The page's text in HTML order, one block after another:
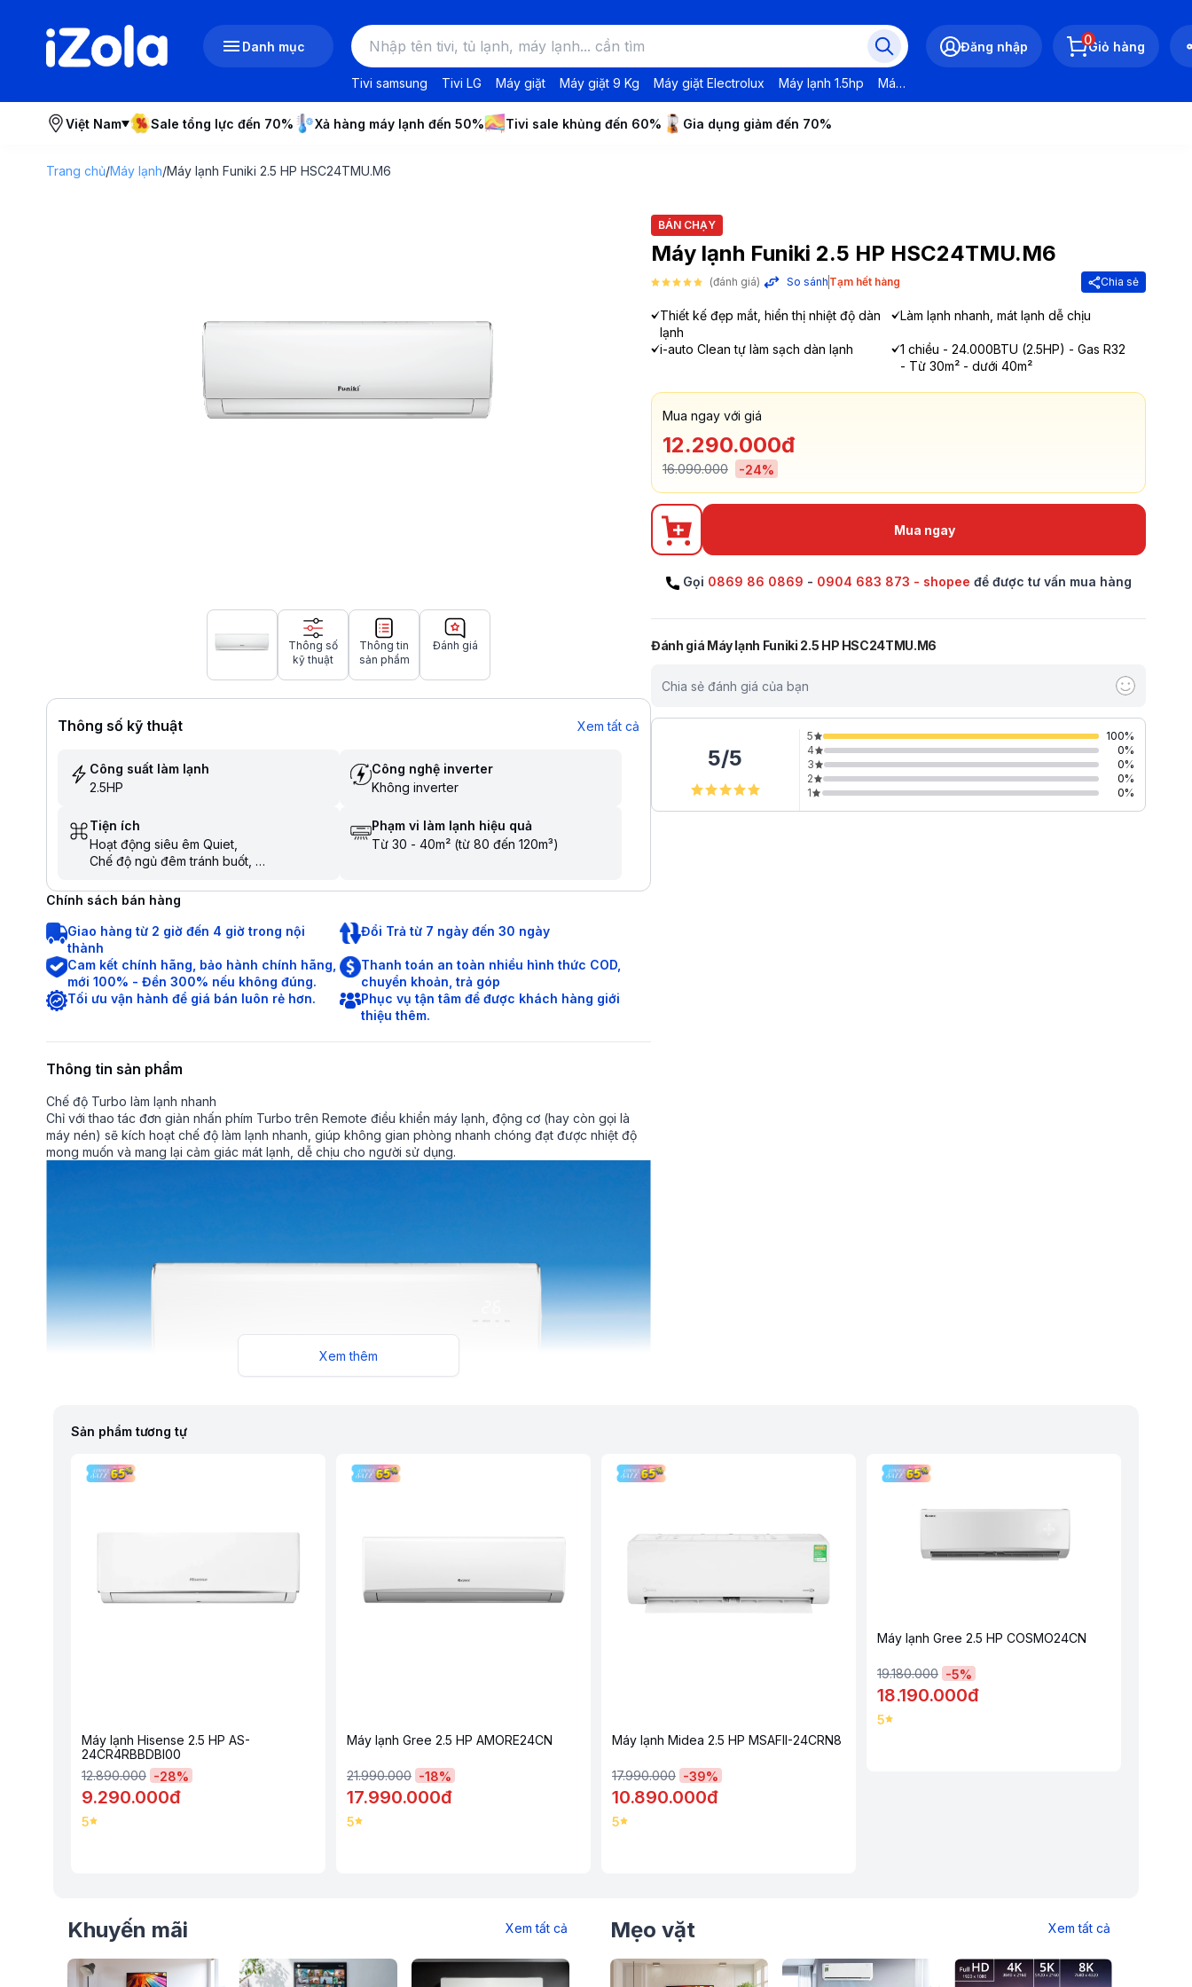
Danh mục
Tivi samsung Tivi LG Máy giặt Máy giặt 9 Kg Máy giặt Electrolux Máy lạnh 1.5hp Máy lạnh LG
Đăng nhập 0Giỏ hàng
Việt Nam Sale tổng lực đến 70% Xả hàng máy lạnh đến 50% Tivi sale khủng đến 60% Gia dụng giảm đến 70%
Trang chủ/Máy lạnh/Máy lạnh Funiki 2.5 HP HSC24TMU.M6
Thông số
kỹ thuật
Thông tin
sản phẩm
Đánh giá
Thông số kỹ thuật Xem tất cả
Công suất làm lạnh
2.5HP
Công nghệ inverter
Không inverter
Tiện ích
Hoạt động siêu êm Quiet
Chế độ ngủ đêm tránh buốt
Hẹn giờ bật tắt máy
Chức năng tự làm sạch
Dàn nóng có lớp phủ chống ăn mòn
Chức năng tự chẩn đoán lỗi
Chức năng khóa an toàn cho trẻ em
Làm lạnh nhanh trong tích tắc khi mới bật
máy
Phạm vi làm lạnh hiệu quả
Từ 30 - 40m² (từ 80 đến 120m³)
Chính sách bán hàng
Giao hàng từ 2 giờ đến 4 giờ trong nội
thành
Đổi Trả từ 7 ngày đến 30 ngày
Cam kết chính hãng, bảo hành chính hãng,
mới 100% - Đền 300% nếu không đúng.
Thanh toán an toàn nhiều hình thức COD,
chuyển khoản, trả góp
Tối ưu vận hành để giá bán luôn rẻ hơn.
Phục vụ tận tâm để được khách hàng giới
thiệu thêm.
Thông tin sản phẩm
Chế độ Turbo làm lạnh nhanh
Chỉ với thao tác đơn giản nhấn phím Turbo trên Remote điều khiển máy lạnh, động cơ (hay còn gọi là
máy nén) sẽ kích hoạt chế độ làm lạnh nhanh, giúp không gian phòng nhanh chóng đạt được nhiệt độ
mong muốn và mang lại cảm giác mát lạnh, dễ chịu cho người sử dụng.
Tự động báo lỗi
Với chức năng này, khi điều hòa phát sinh lỗi, những mã lỗi này sẽ được hiển thị trên màn hình dàn lạnh,
giúp cho người dùng dễ dàng nhận biết, chẩn đoán và sửa chữa lỗi máy kịp thời.
Xem thêm
BÁN CHẠY
Máy lạnh Funiki 2.5 HP HSC24TMU.M6
(đánh giá) So sánh Tạm hết hàng Chia sẻ
Thiết kế đẹp mắt, hiển thị nhiệt độ dàn
lạnh
Làm lạnh nhanh, mát lạnh dễ chịu
i-auto Clean tự làm sạch dàn lạnh
1 chiều - 24.000BTU (2.5HP) - Gas R32
- Từ 30m² - dưới 40m²
Mua ngay với giá
12.290.000đ
16.090.000 -24%
Mua ngay
Gọi 0869 86 0869 - 0904 683 873 - shopee để được tư vấn mua hàng
Đánh giá Máy lạnh Funiki 2.5 HP HSC24TMU.M6
Chia sẻ đánh giá của bạn
5/5
5 100%
4
0%
3
0%
2
0%
1
0%
Sản phẩm tương tự
Máy lạnh Hisense 2.5 HP AS-
24CR4RBBDBI00
12.890.000 -28%
9.290.000đ
5
Máy lạnh Gree 2.5 HP AMORE24CN
21.990.000 -18%
17.990.000đ
5
Máy lạnh Midea 2.5 HP MSAFII-24CRN8
17.990.000 -39%
10.890.000đ
5
Máy lạnh Gree 2.5 HP COSMO24CN
19.180.000 -5%
18.190.000đ
5
Khuyến mãi Xem tất cả Mẹo vặt Xem tất cả